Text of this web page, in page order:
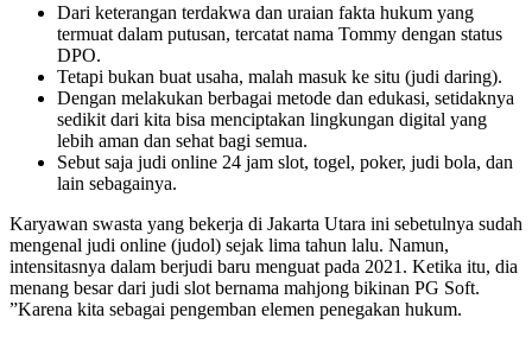
Dari keterangan terdakwa dan uraian fakta hukum yang
termuat dalam putusan, tercatat nama Tommy dengan status
DPO.
Tetapi bukan buat usaha, malah masuk ke situ (judi daring).
Dengan melakukan berbagai metode dan edukasi, setidaknya
sedikit dari kita bisa menciptakan lingkungan digital yang
lebih aman dan sehat bagi semua.
Sebut saja judi online 24 jam slot, togel, poker, judi bola, dan
lain sebagainya.
Karyawan swasta yang bekerja di Jakarta Utara ini sebetulnya sudah
mengenal judi online (judol) sejak lima tahun lalu. Namun,
intensitasnya dalam berjudi baru menguat pada 2021. Ketika itu, dia
menang besar dari judi slot bernama mahjong bikinan PG Soft.
”Karena kita sebagai pengemban elemen penegakan hukum.